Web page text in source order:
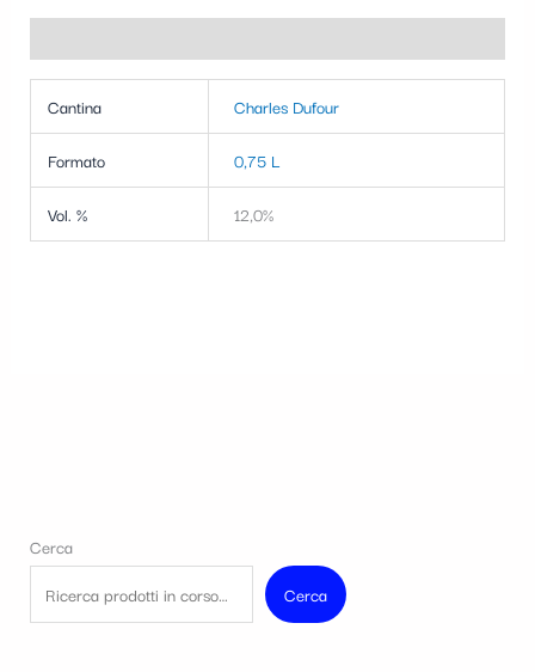
Cantina Charles Dufour
Formato 0,75 L
Vol. % 12,0%
Cerca
Cerca